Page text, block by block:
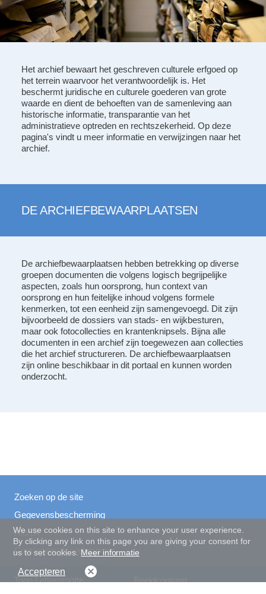
Het archief bewaart het geschreven culturele erfgoed op
het terrein waarvoor het verantwoordelijk is. Het
beschermt juridische en culturele goederen van grote
waarde en dient de behoeften van de samenleving aan
historische informatie, transparantie van het
administratieve optreden en rechtszekerheid. Op deze
pagina's vindt u meer informatie en verwijzingen naar het
archief.
DE ARCHIEFBEWAARPLAATSEN
De archiefbewaarplaatsen hebben betrekking op diverse
groepen documenten die volgens logisch begrijpelijke
aspecten, zoals hun oorsprong, hun context van
oorsprong en hun feitelijke inhoud volgens formele
kenmerken, tot een eenheid zijn samengevoegd. Dit zijn
bijvoorbeeld de dossiers van stads- en wijkbesturen,
maar ook fotocollecties en krantenknipsels. Bijna alle
documenten in een archief zijn toegewezen aan collecties
die het archief structureren. De archiefbewaarplaatsen
zijn online beschikbaar in dit portaal en kunnen worden
onderzocht.
Toon Lettergrootte Beeldcontrast
Zoeken op de site
Gegevensbescherming
Afdruk
Contacteer de webmaster
We use cookies on this site to enhance your user experience.
By clicking any link on this page you are giving your consent for
us to set cookies. Meer informatie
Accepteren